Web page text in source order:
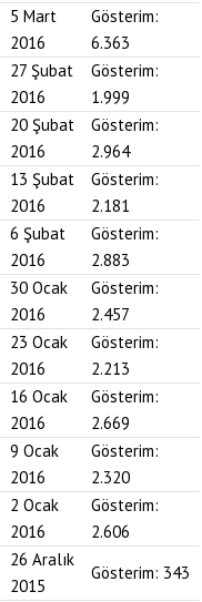
5 Mart
2016
Gösterim:
6.363
27 Şubat
2016
Gösterim:
1.999
20 Şubat
2016
Gösterim:
2.964
13 Şubat
2016
Gösterim:
2.181
6 Şubat
2016
Gösterim:
2.883
30 Ocak
2016
Gösterim:
2.457
23 Ocak
2016
Gösterim:
2.213
16 Ocak
2016
Gösterim:
2.669
9 Ocak
2016
Gösterim:
2.320
2 Ocak
2016
Gösterim:
2.606
26 Aralık
2015
Gösterim: 343